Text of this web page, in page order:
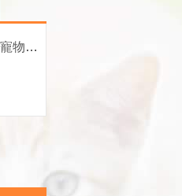
養寵之前，先看看這部寵物養育心理教育片！